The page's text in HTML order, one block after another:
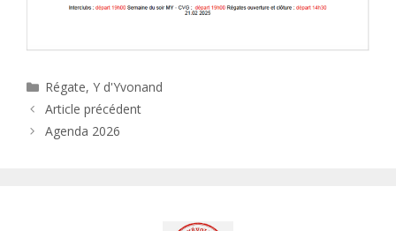
Catégories
Régate,Y d'Yvonand
Article précédent
Agenda 2026